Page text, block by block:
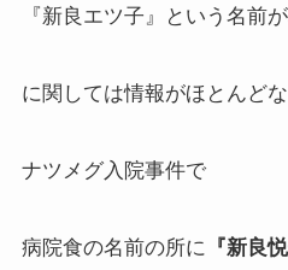
『新良エツ子』という名前
に関しては情報がほとんど
ナツメグ入院事件で
病院食の名前の所に 『新良